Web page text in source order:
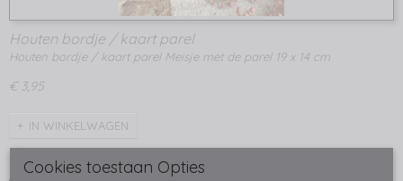
Houten bordje / kaart parel
Houten bordje / kaart parel Meisje met de parel 19 x 14 cm
€ 3,95
IN WINKELWAGEN
Cookies toestaan Opties